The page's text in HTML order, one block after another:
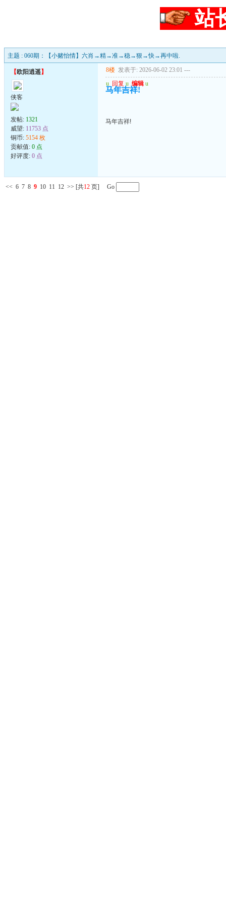
站
主题 : 060期：【小赌怡情】六肖→精→准→稳→狠→快→再中啦.
【 欧阳逍遥】
侠客
发帖: 1321
威望: 11753 点
铜币: 5154 枚
贡献值: 0 点
好评度: 0 点
8楼 发表于: 2026-06-02 23:01 ---
u 回复 u 编辑 u
马年吉祥!
马年吉祥!
<< 6 7 8 9 10 11 12 >> [共12 页] Go